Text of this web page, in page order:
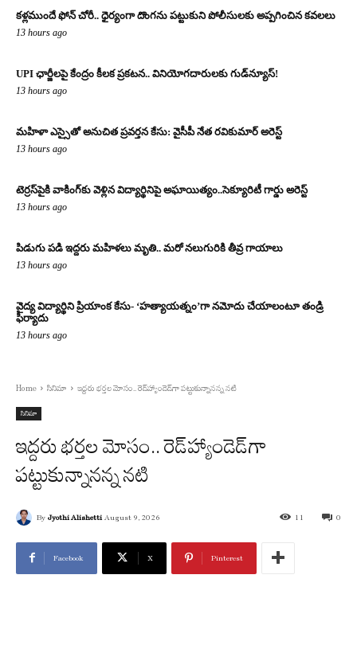
కళ్లముందే ఫోన్ చోరీ.. ధైర్యంగా దొంగను పట్టుకుని పోలీసులకు అప్పగించిన కవలలు
13 hours ago
UPI ఛార్జీలపై కేంద్రం కీలక ప్రకటన.. వినియోగదారులకు గుడ్‌న్యూస్!
13 hours ago
మహిళా ఎస్సైతో అనుచిత ప్రవర్తన కేసు: వైసీపీ నేత రవికుమార్ అరెస్ట్
13 hours ago
టెర్రస్‌పైకి వాకింగ్‌కు వెళ్లిన విద్యార్థినిపై అఘాయిత్యం..సెక్యూరిటీ గార్డు అరెస్ట్
13 hours ago
పిడుగు పడి ఇద్దరు మహిళలు మృతి.. మరో నలుగురికి తీవ్ర గాయాలు
13 hours ago
వైద్య విద్యార్థిని ప్రియాంక కేసు- ‘హత్యాయత్నం’గా నమోదు చేయాలంటూ తండ్రి
ఫిర్యాదు
13 hours ago